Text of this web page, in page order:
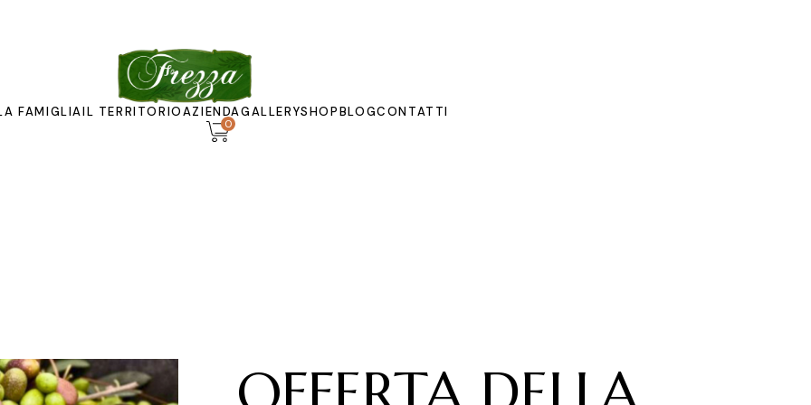
FAMIGLIAIL TERRITORIOAZIENDAGALLERYSHOPBLOGCONTATTI
0